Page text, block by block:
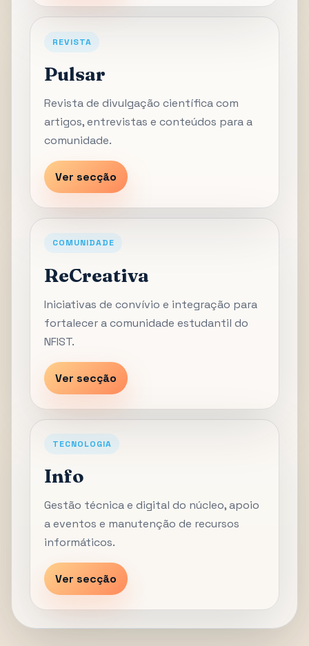
REVISTA
Pulsar
Revista de divulgação científica com
artigos, entrevistas e conteúdos para a
comunidade.
Ver secção
COMUNIDADE
ReCreativa
Iniciativas de convívio e integração para
fortalecer a comunidade estudantil do
NFIST.
Ver secção
TECNOLOGIA
Info
Gestão técnica e digital do núcleo, apoio
a eventos e manutenção de recursos
informáticos.
Ver secção